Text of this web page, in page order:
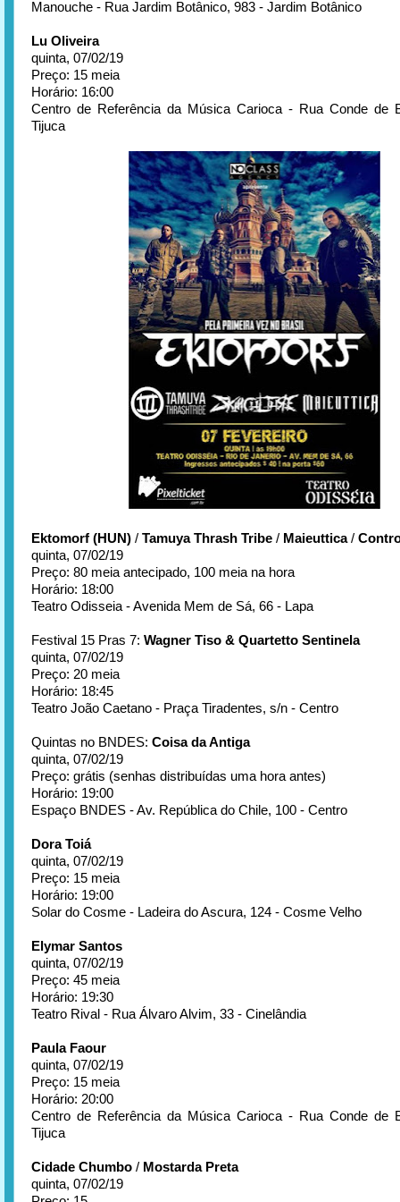
Manouche - Rua Jardim Botânico, 983 - Jardim Botânico
Lu Oliveira
quinta, 07/02/19
Preço: 15 meia
Horário: 16:00
Centro de Referência da Música Carioca - Rua Conde de
Tijuca
Ektomorf (HUN) / Tamuya Thrash Tribe / Maieuttica/
quinta, 07/02/19
Preço: 80 meia antecipado, 100 meia na hora
Horário: 18:00
Teatro Odisseia - Avenida Mem de Sá, 66 - Lapa
Festival 15 Pras 7: Wagner Tiso & Quartetto Sentinela
quinta, 07/02/19
Preço: 20 meia
Horário: 18:45
Teatro João Caetano - Praça Tiradentes, s/n - Centro
Quintas no BNDES: Coisa da Antiga
quinta, 07/02/19
Preço: grátis (senhas distribuídas uma hora antes)
Horário: 19:00
Espaço BNDES - Av. República do Chile, 100 - Centro
Dora Toiá
quinta, 07/02/19
Preço: 15 meia
Horário: 19:00
Solar do Cosme - Ladeira do Ascura, 124 - Cosme Velho
Elymar Santos
quinta, 07/02/19
Preço: 45 meia
Horário: 19:30
Teatro Rival - Rua Álvaro Alvim, 33 - Cinelândia
Paula Faour
quinta, 07/02/19
Preço: 15 meia
Horário: 20:00
Centro de Referência da Música Carioca - Rua Conde de
Tijuca
Cidade Chumbo / Mostarda Preta
quinta, 07/02/19